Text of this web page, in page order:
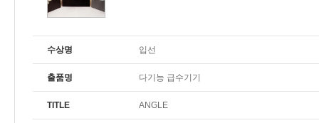
수상명 입선
출품명 다기능 급수기기
TITLE ANGLE